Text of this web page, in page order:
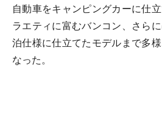
自動車をキャンピングカーに仕
ラエティに富むバンコン、さら
泊仕様に仕立てたモデルまで多
なった。